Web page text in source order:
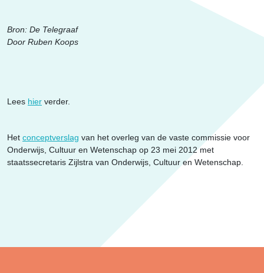
Bron: De Telegraaf
Door Ruben Koops
Lees hier verder.
Het conceptverslag van het overleg van de vaste commissie voor
Onderwijs, Cultuur en Wetenschap op 23 mei 2012 met
staatssecretaris Zijlstra van Onderwijs, Cultuur en Wetenschap.